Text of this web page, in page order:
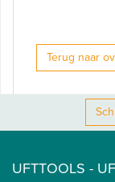
Terug naar
UFTTOOLS -